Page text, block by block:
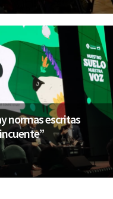
normas escritas